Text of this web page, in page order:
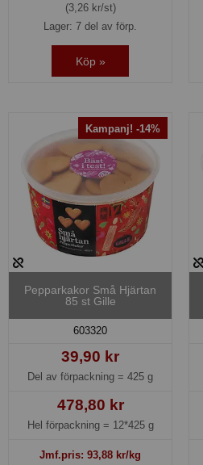
(3,26 kr/st)
Lager: 7 del av förp.
Köp »
Kampanj! -14%
Pepparkakor Små Hjärtan
85 st Gille
603320
39,90 kr
Del av förpackning = 425 g
478,80 kr
Hel förpackning = 12*425 g
Jmf.pris: 93,88 kr/kg